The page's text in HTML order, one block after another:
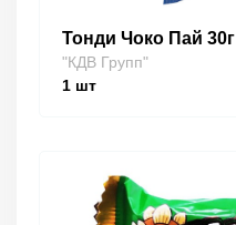
Тонди Чоко Пай 30г
"КДВ Групп"
1 шт